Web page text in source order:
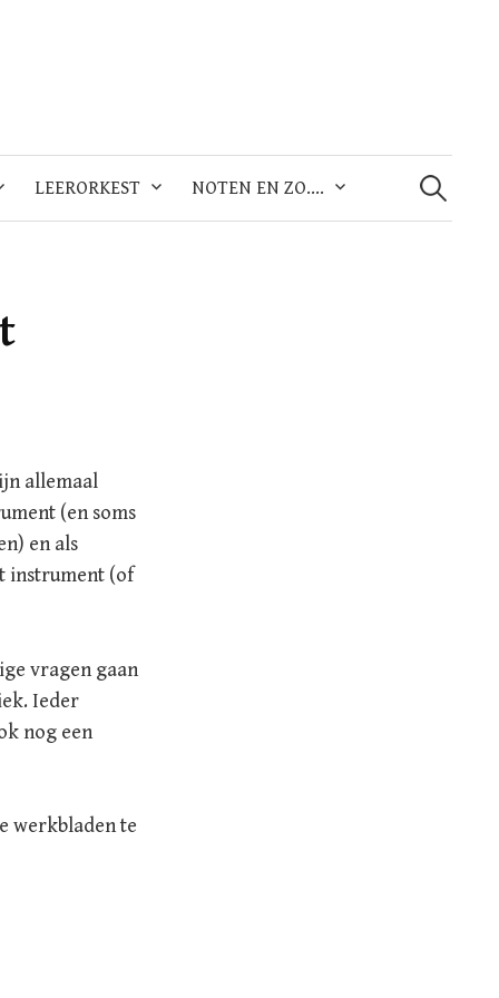
LEERORKEST NOTEN EN ZO….
naar:
allemaal
(en soms
en als
instrument (of
vragen gaan
Ieder
nog een
werkbladen te